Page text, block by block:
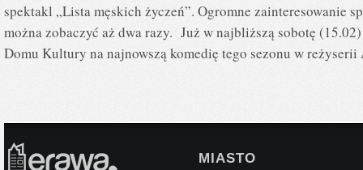
spektakl „Lista męskich życzeń”. Ogromne zainteresowanie
można zobaczyć aż dwa razy. Już w najbliższą sobotę
Domu Kultury na najnowszą komedię tego sezonu w
MIASTO